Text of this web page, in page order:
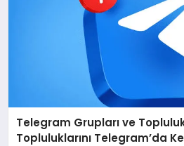
Telegram Grupları ve
Topluluklarını Telegram’da